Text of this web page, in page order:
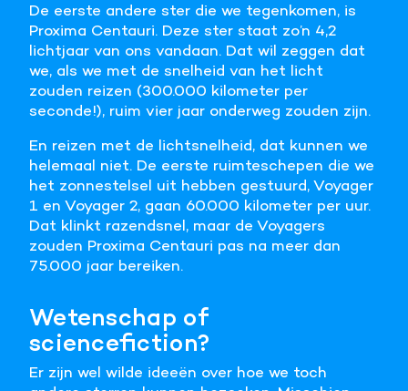
De eerste andere ster die we tegenkomen, is
Proxima Centauri. Deze ster staat zo’n 4,2
lichtjaar van ons vandaan. Dat wil zeggen dat
we, als we met de snelheid van het licht
zouden reizen (300.000 kilometer per
seconde!), ruim vier jaar onderweg zouden zijn.
En reizen met de lichtsnelheid, dat kunnen we
helemaal niet. De eerste ruimteschepen die we
het zonnestelsel uit hebben gestuurd, Voyager
1 en Voyager 2, gaan 60.000 kilometer per uur.
Dat klinkt razendsnel, maar de Voyagers
zouden Proxima Centauri pas na meer dan
75.000 jaar bereiken.
Wetenschap of
sciencefiction?
Er zijn wel wilde ideeën over hoe we toch